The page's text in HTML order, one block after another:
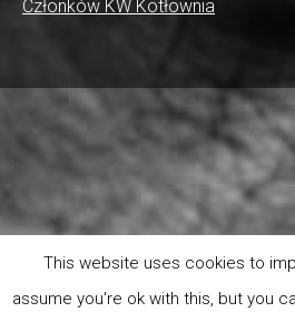
Członków KW Kotłownia
This website uses cookies to
assume you're ok with this, but you